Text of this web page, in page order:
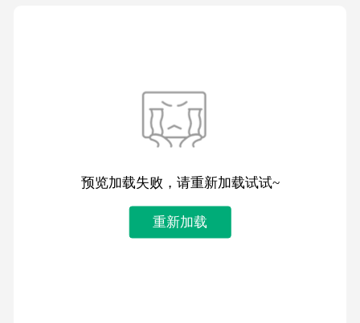
预览加载失败，请重新加载试试~
重新加载